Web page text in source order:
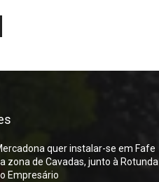
quer instalar-se em Fafe
zona de Cavadas, junto à Rotunda
Empresário